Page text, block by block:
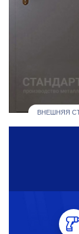
ВНЕШНЯЯ